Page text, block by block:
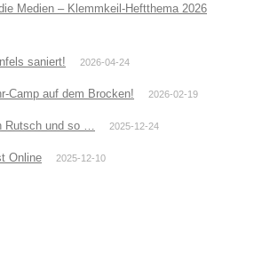
Medien – Klemmkeil-Heftthema 2026
saniert! 2026-04-24
Camp auf dem Brocken! 2026-02-19
Rutsch und so … 2025-12-24
Online 2025-12-10